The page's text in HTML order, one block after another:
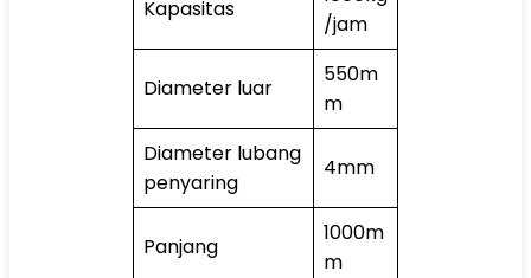
Kapasitas
/jam
Diameter luar
550m
m
Diameter lubang
penyaring
4mm
Panjang
1000m
m